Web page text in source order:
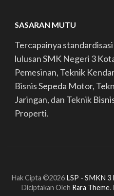
SASARAN MUTU
Tercapainya
lulusan SMK Negeri 3
Pemesinan, Teknik
Bisnis Sepeda Motor,
Jaringan, dan Teknik
Properti.
Hak Cipta ©2026 LSP - SMKN 3
Diciptakan Oleh Rara Theme.